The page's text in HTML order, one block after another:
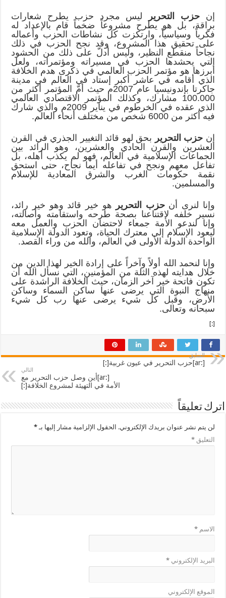
إن حزب التحرير
ليس مجرد حزب يطرح شعارات
براقة، بل هو يطرح مشروعاً ضخماً قام بالإعداد له
فكرياً وسياسياً، وارتكزت كل نشاطات الحزب وأعماله
على تحقيق هذا المشروع، وقد نجح الحزب في ذلك
نجاحاً منقطع النظير، وليس أدلّ على ذلك من الحشود
التي يحشدها الحزب في مسيراته ومؤتمراته، ولعل
أبرزها هو مؤتمر الحزب العالمي في ذكرى هدم الخلافة
الذي أقامه في عاشر أكبر إستاد في العالم في مدينة
جاكرتا بإندونيسيا عام 2007م حيث أمّ المؤتمر أكثر من
100.000 مشارك، وكذلك المؤتمر الاقتصادي العالمي
الذي عقده في الخرطوم في يناير 2009م والذي شارك
فيه أكثر من 6000 شخص من مختلف أنحاء العالم.
إن حزب التحرير بحق لهو قائد التغيير الجذري في القرن
العشرين والقرن الحادي والعشرين، وهو الرائد بين
الجماعات الإسلامية في العالم، فهو لم يكذب أهله، بل
تفاعل معهم ونجح في تفاعله أيما نجاح، حتى استحق
نقمة حكومات الغرب والشرق المعادية للإسلام
والمسلمين.
وإنا لنرى أنحزب التحرير
هو خير قائد وهو خير رائد،
نسير خلفه لاقتناعنا بصحة طرحه واستقامته وأصالته،
وإنا لندعو الأمة جمعاء لاحتضان الحزب والعمل معه
ليعود الإسلام إلى معترك الحياة، وتعود الدولة الإسلامية
الواحدة الدولة الأولى في العالم، والله من وراء القصد.
وإنا لنحمد الله أولاً وآخراً على إرادة الخير لهذا الدين من
خلال هدايته لهذه الثلة من المؤمنين، التي نسأل الله أن
تكون فاتحة خير آخر الزمان، حيث الخلافة الراشدة على
منهاج النبوة التي يرضى عنها ساكن السماء وساكن
الأرض، وقبل كل شيء يرضى عنها رب كل شيء
سبحانه وتعالى.
[:]
السابق
[:ar]حزب التحرير في عيون غربية[:]
التالي
[:ar]أين وصل حزب التحرير مع
الأمة في التهيئة لمشروع الخلافة[:]
اترك تعليقاً
لن يتم نشر عنوان بريدك الإلكتروني. الحقول الإلزامية مشار إليها بـ*
التعليق*
الاسم*
البريد الإلكتروني*
الموقع الإلكتروني